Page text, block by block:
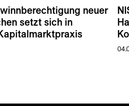
neuer
setzt sich in